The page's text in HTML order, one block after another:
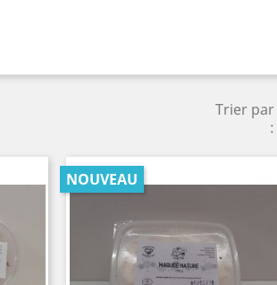
Trier par
:
NOUVEAU